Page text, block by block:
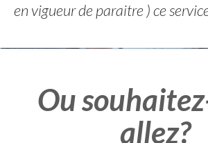
en vigueur de paraitre ) ce
Ou
allez?